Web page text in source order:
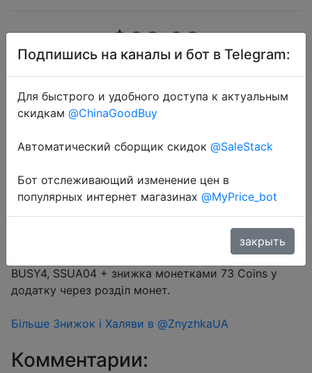
$32.69
Промокод:"AEUA4"
Промокод на вибір $4/$24 (16.67%) → AEUA4,
UACD4, LR04, SPEKA04, AEXP04, LRUKR04, EXPUA04,
BUSY4, SSUA04 + знижка монетками 73 Coins у
додатку через розділ монет.
Більше Знижок і Халяви в @ZnyzhkaUA
Комментарии:
Подпишись на каналы и бот в Telegram:
Для быстрого и удобного доступа к актуальным
скидкам @ChinaGoodBuy
Автоматический сборщик скидок @SaleStack
Бот отслеживающий изменение цен в
популярных интернет магазинах @MyPrice_bot
закрыть